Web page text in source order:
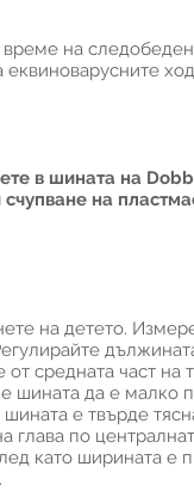
на
в шината на
на
на детето.
средната част на
е шината да е малко
е твърде
глава по
като ширината е